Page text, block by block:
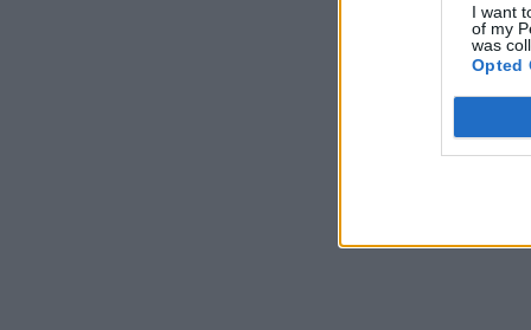
I want
of my
was
Opted